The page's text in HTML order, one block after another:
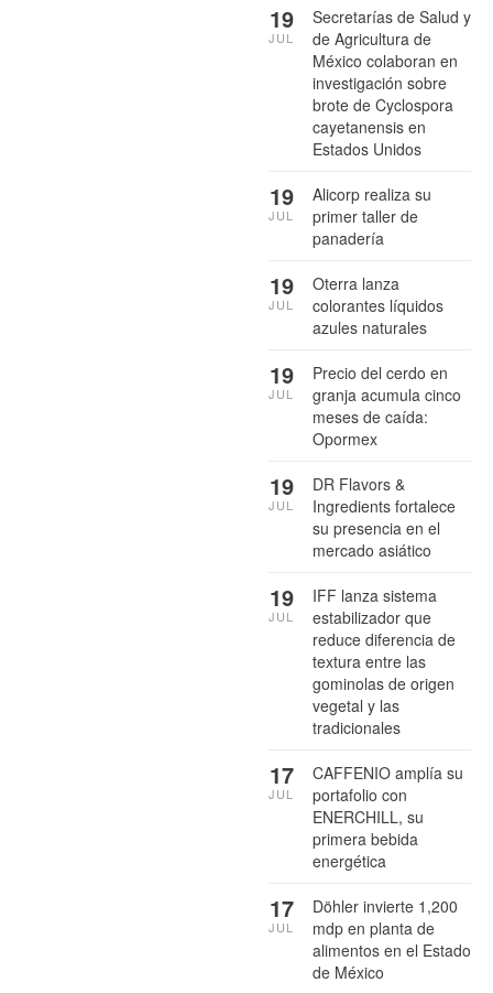
Secretarías de Salud y
de Agricultura de
México colaboran en
investigación sobre
brote de Cyclospora
cayetanensis en
Estados Unidos
19
JUL
Alicorp realiza su
primer taller de
panadería
19
JUL
Oterra lanza
colorantes líquidos
azules naturales
19
JUL
Precio del cerdo en
granja acumula cinco
meses de caída:
Opormex
19
JUL
DR Flavors &
Ingredients fortalece
su presencia en el
mercado asiático
19
JUL
IFF lanza sistema
estabilizador que
reduce diferencia de
textura entre las
gominolas de origen
vegetal y las
tradicionales
19
JUL
CAFFENIO amplía su
portafolio con
ENERCHILL, su
primera bebida
energética
17
JUL
Döhler invierte 1,200
mdp en planta de
alimentos en el Estado
de México
17
JUL